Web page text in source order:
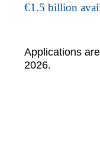
€1.5 billion
Applications
2026.